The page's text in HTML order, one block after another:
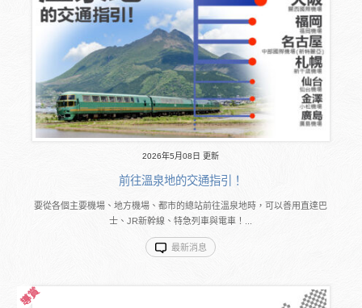
2026年5月08日 更新
前往溫泉地的交通指引！
要從各個主要機場、地方機場、都市的總站前往溫泉地時，可以善用直達巴
士、JR新幹線、特急列車與電車！...
最新消息